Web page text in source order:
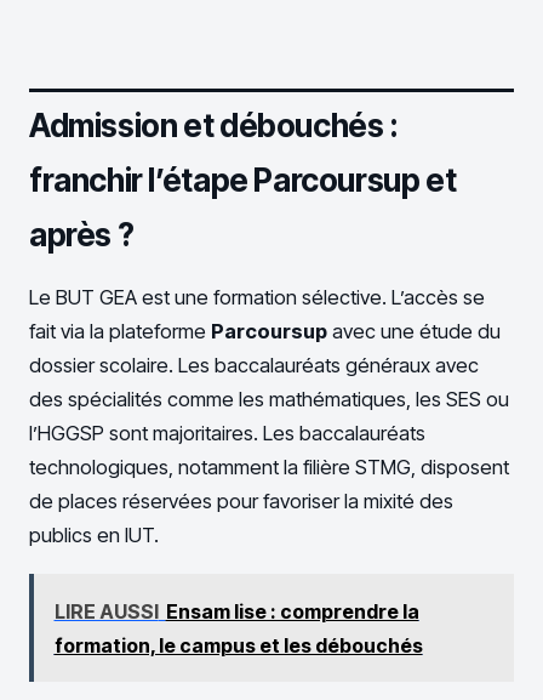
Admission et débouchés :
franchir l’étape Parcoursup et
après ?
Le BUT GEA est une formation sélective. L’accès se
fait via la plateforme Parcoursup avec une étude du
dossier scolaire. Les baccalauréats généraux avec
des spécialités comme les mathématiques, les SES ou
l’HGGSP sont majoritaires. Les baccalauréats
technologiques, notamment la filière STMG, disposent
de places réservées pour favoriser la mixité des
publics en IUT.
LIRE AUSSI Ensam lise : comprendre la
formation, le campus et les débouchés